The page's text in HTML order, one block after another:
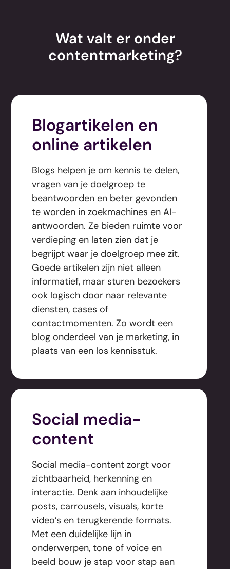
Wat valt er onder
contentmarketing?
Blogartikelen en
online artikelen
Blogs helpen je om kennis te delen,
vragen van je doelgroep te
beantwoorden en beter gevonden
te worden in zoekmachines en AI-
antwoorden. Ze bieden ruimte voor
verdieping en laten zien dat je
begrijpt waar je doelgroep mee zit.
Goede artikelen zijn niet alleen
informatief, maar sturen bezoekers
ook logisch door naar relevante
diensten, cases of
contactmomenten. Zo wordt een
blog onderdeel van je marketing, in
plaats van een los kennisstuk.
Social media-
content
Social media-content zorgt voor
zichtbaarheid, herkenning en
interactie. Denk aan inhoudelijke
posts, carrousels, visuals, korte
video’s en terugkerende formats.
Met een duidelijke lijn in
onderwerpen, tone of voice en
beeld bouw je stap voor stap aan